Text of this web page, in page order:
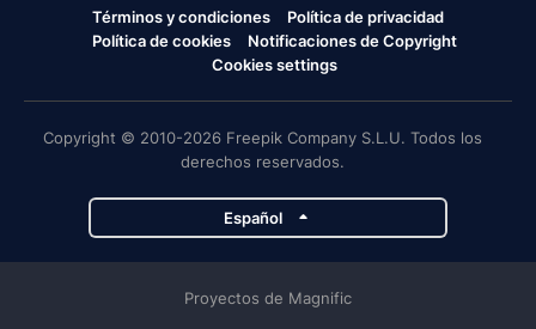
Términos y condiciones
Política de privacidad
Política de cookies
Notificaciones de Copyright
Cookies settings
Copyright © 2010-2026 Freepik Company S.L.U. Todos los
derechos reservados.
Español
Proyectos de Magnific